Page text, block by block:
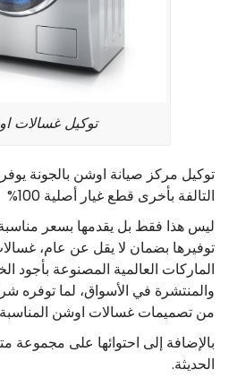
توكيل غسالات
توكيل مركز صيانة اوشن بالجونة يوفر
التالفة بأخرى قطع غيار أصلية 100%
ليس هذا فقط بل يقدمها بسعر مناسبة
توفيرها بضمان لا يقل عن عام،
الماركات العالمية المصنوعة بأجود
والمنتشرة في الأسواق، لما توفره
من تصميمات غسالات اوشن المناسبة
بالإضافة إلى احتوائها على مجموعة
الحديثة.